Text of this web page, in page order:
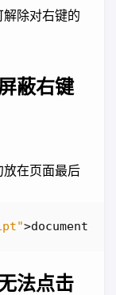
除对右键的
蔽右键
放在页面最后
>document
法点击